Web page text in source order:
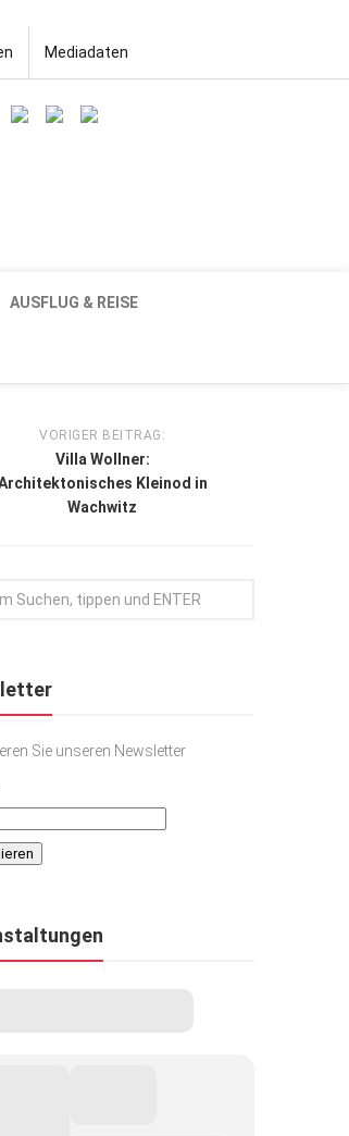
Mediadaten
AUSFLUG & REISE
VORIGER BEITRAG:
Villa Wollner:
Kleinod in
Wachwitz
Sie unseren Newsletter